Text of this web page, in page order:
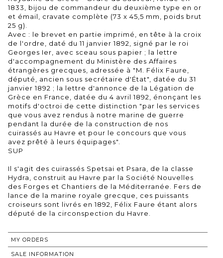
1833, bijou de commandeur du deuxième type en or
et émail, cravate complète (73 x 45,5 mm, poids brut
25 g).
Avec : le brevet en partie imprimé, en tête à la croix
de l'ordre, daté du 11 janvier 1892, signé par le roi
Georges Ier, avec sceau sous papier ; la lettre
d'accompagnement du Ministère des Affaires
étrangères grecques, adressée à "M. Félix Faure,
député, ancien sous secrétaire d'État", datée du 31
janvier 1892 ; la lettre d'annonce de la Légation de
Grèce en France, datée du 4 avril 1892, énonçant les
motifs d'octroi de cette distinction "par les services
que vous avez rendus à notre marine de guerre
pendant la durée de la construction de nos
cuirassés au Havre et pour le concours que vous
avez prêté à leurs équipages".
SUP
Il s'agit des cuirassés Spetsai et Psara, de la classe
Hydra, construit au Havre par la Société Nouvelles
des Forges et Chantiers de la Méditerranée. Fers de
lance de la marine royale grecque, ces puissants
croiseurs sont livrés en 1892, Félix Faure étant alors
MY ORDERS
SALE INFORMATION